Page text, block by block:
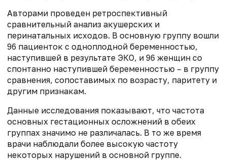
Авторами проведен ретроспективный
сравнительный анализ акушерских и
перинатальных исходов. В основную группу вошли
96 пациенток с одноплодной беременностью,
наступившей в результате ЭКО, и 96 женщин со
спонтанно наступившей беременностью – в группу
сравнения, сопоставимых по возрасту, паритету и
другим признакам.
Данные исследования показывают, что частота
основных гестационных осложнений в обеих
группах значимо не различалась. В то же время
врачи наблюдали более высокую частоту
некоторых нарушений в основной группе.